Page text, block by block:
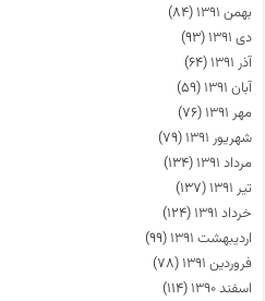
بهمن ۱۳۹۱
(۸۴)
دی ۱۳۹۱
(۹۳)
آذر ۱۳۹۱
(۶۴)
آبان ۱۳۹۱
(۵۹)
مهر ۱۳۹۱
(۷۶)
شهریور ۱۳۹۱
(۷۹)
مرداد ۱۳۹۱
(۱۳۴)
تیر ۱۳۹۱
(۱۳۷)
خرداد ۱۳۹۱
(۱۲۴)
اردیبهشت ۱۳۹۱
(۹۹)
فروردین ۱۳۹۱
(۷۸)
اسفند ۱۳۹۰
(۱۱۴)